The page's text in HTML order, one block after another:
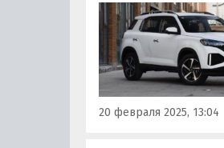
них на одном из
сайтов объявлений
февраля начинаются
900 рублей,
«Автоновости дня».
20 февраля 2025, 13:04